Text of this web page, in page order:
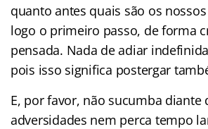
quanto antes quais são os
logo o primeiro passo, de forma
pensada. Nada de adiar
pois isso significa postergar
E, por favor, não sucumba diante
adversidades nem perca tempo